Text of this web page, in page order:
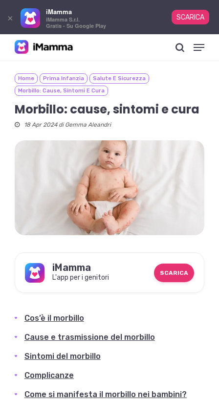
content
Menu
Home Prima Infanzia
Salute E Sicurezza
Morbillo: Cause, Sintomi E Cura
Morbillo: cause, sintomi e cura
18 Apr 2024 di Gemma Aleandri
iMamma
L'app per i genitori
SCARICA
Cos’è il morbillo
Cause e trasmissione del morbillo
Sintomi del morbillo
Complicanze
Come si manifesta il morbillo nei bambini?
×
iMamma
iMamma S.r.l.
Gratis - Su Google Play
SCARICA